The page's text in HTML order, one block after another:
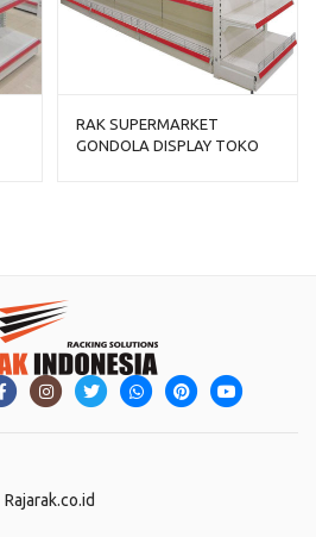
RAK SUPERMARKET
GONDOLA DISPLAY TOKO
Rajarak.co.id